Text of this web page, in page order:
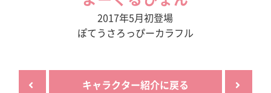
2017年5月初登場
ぽてうさろっぴーカラフル
キャラクター紹介に戻る